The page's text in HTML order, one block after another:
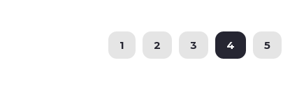
1 2 3 4 5